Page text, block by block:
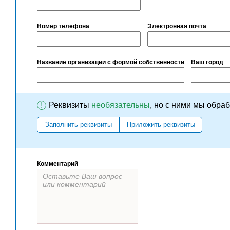
Номер телефона Электронная почта
Название организации с формой собственности Ваш город
! Реквизиты необязательны, но с ними мы
Заполнить реквизиты Приложить реквизиты
Комментарий